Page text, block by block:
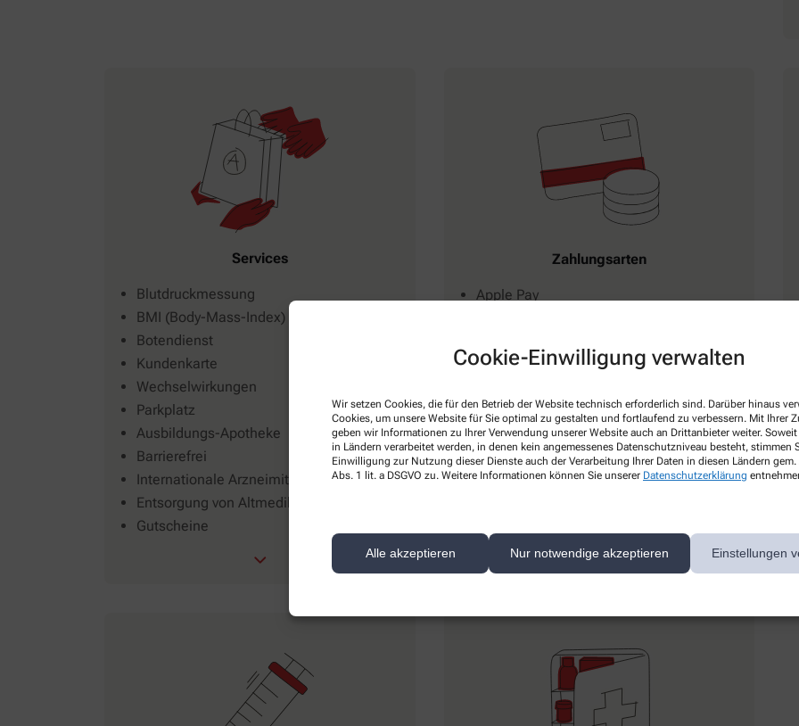
Cookie-Einwilligung verwalten
Wir setzen Cookies, die für den Betrieb der Website technisch erforderlich sind. Darüber hinaus
Cookies, um unsere Website für Sie optimal zu gestalten und fortlaufend zu verbessern. Mit Ihrer
geben wir Informationen zu Ihrer Verwendung unserer Website auch an Drittanbieter weiter. Soweit
in Ländern verarbeitet werden, in denen kein angemessenes Datenschutzniveau besteht, stimmen
Einwilligung zur Nutzung dieser Dienste auch der Verarbeitung Ihrer Daten in diesen Ländern
Abs. 1 lit. a DSGVO zu. Weitere Informationen können Sie unserer Datenschutzerklärung
Alle akzeptieren Nur notwendige akzeptieren Einstellungen
Services
Blutdruckmessung
BMI (Body-Mass-Index)
Botendienst
Kundenkarte
Wechselwirkungen
Parkplatz
Ausbildungs-Apotheke
Barrierefrei
Internationale Arzneimittel
Entsorgung von Altmedikamenten
Gutscheine
Zahlungsarten
Apple Pay
Google Pay
VISA
Mastercard